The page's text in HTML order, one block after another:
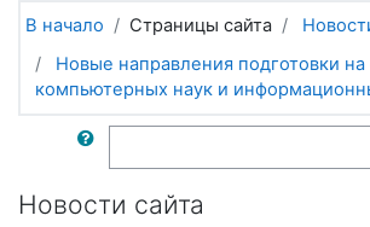
В начало Страницы сайта
Новые направления подготовки на
компьютерных наук и
Поиск по форумам
Новости сайта